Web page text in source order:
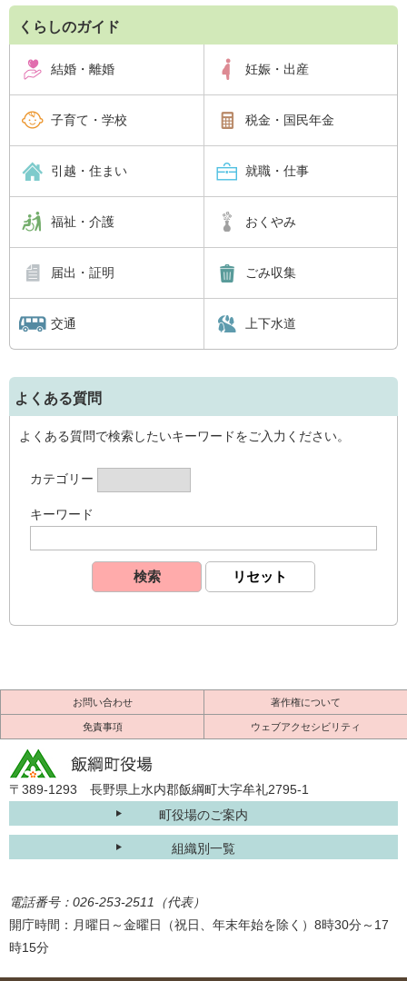
くらしのガイド
結婚・離婚 妊娠・出産
子育て・学校 税金・国民年金
引越・住まい 就職・仕事
福祉・介護 おくやみ
届出・証明 ごみ収集
交通 上下水道
よくある質問
よくある質問で検索したいキーワードをご入力ください。
カテゴリー
キーワード
お問い合わせ 著作権について
免責事項 ウェブアクセシビリティ
〒389-1293 長野県上水内郡飯綱町大字牟礼2795-1
町役場のご案内
組織別一覧
電話番号：026-253-2511（代表）
開庁時間：月曜日～金曜日（祝日、年末年始を除く）8時30分～17
時15分